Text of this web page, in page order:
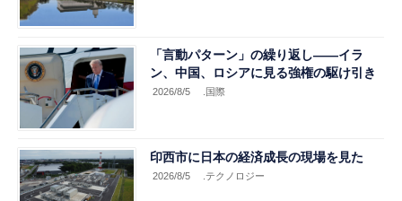
「言動パターン」の繰り返し――イラ
ン、中国、ロシアに見る強権の駆け引き
2026/8/5 .国際
印西市に日本の経済成長の現場を見た
2026/8/5 .テクノロジー